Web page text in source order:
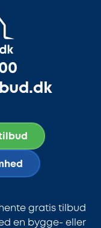
gratis tilbud
en bygge- eller